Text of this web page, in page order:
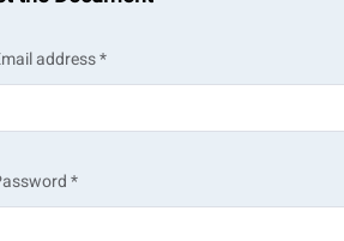
온도와 농도에서 자체 조립된 계면활
시리즈
address *
*